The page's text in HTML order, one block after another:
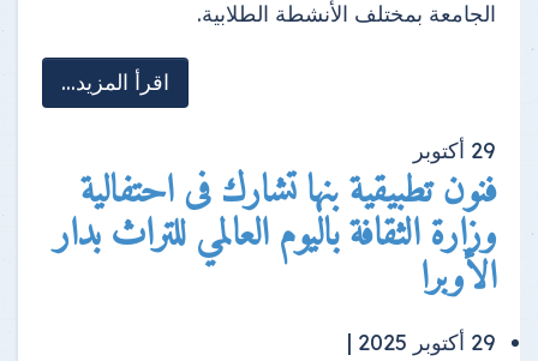
الجامعة بمختلف الأنشطة الطلابية.
اقرأ المزيد...
29 أكتوبر
فنون تطبيقية بنها تشارك فى احتفالية
وزارة الثقافة باليوم العالمي للتراث بدار
الأوبرا
29 أكتوبر 2025 |